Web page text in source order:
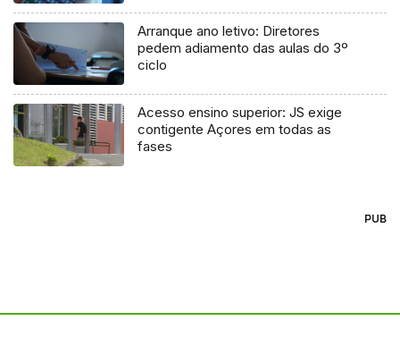
Arranque ano letivo: Diretores
pedem adiamento das aulas do 3º
ciclo
Acesso ensino superior: JS exige
contigente Açores em todas as
fases
PUB